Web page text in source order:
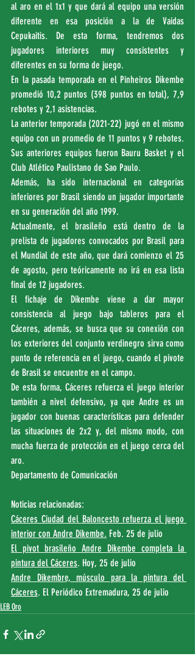
al aro en el 1x1 y que dará al equipo una versión
diferente en esa posición a la de Vaidas
Cepukaitis. De esta forma, tendremos dos
jugadores interiores muy consistentes y
diferentes en su forma de juego.
En la pasada temporada en el Pinheiros Dikembe
promedió 10,2 puntos (398 puntos en total), 7,9
rebotes y 2,1 asistencias.
La anterior temporada (2021-22) jugó en el mismo
equipo con un promedio de 11 puntos y 9 rebotes.
Sus anteriores equipos fueron Bauru Basket y el
Club Atlético Paulistano de Sao Paulo.
Además, ha sido internacional en categorías
inferiores por Brasil siendo un jugador importante
en su generación del año 1999.
Actualmente, el brasileño está dentro de la
prelista de jugadores convocados por Brasil para
el Mundial de este año, que dará comienzo el 25
de agosto, pero teóricamente no irá en esa lista
final de 12 jugadores.
El fichaje de Dikembe viene a dar mayor
consistencia al juego bajo tableros para el
Cáceres, además, se busca que su conexión con
los exteriores del conjunto verdinegro sirva como
punto de referencia en el juego, cuando el pivote
de Brasil se encuentre en el campo.
De esta forma, Cáceres refuerza el juego interior
también a nivel defensivo, ya que Andre es un
jugador con buenas características para defender
las situaciones de 2x2 y, del mismo modo, con
mucha fuerza de protección en el juego cerca del
aro.
Departamento de Comunicación
Noticias relacionadas:
Cáceres Ciudad del Baloncesto refuerza el juego
interior con Andre Dikembe. Feb. 25 de julio
El pivot brasileño Andre Dikembe completa la
pintura del Cáceres. Hoy, 25 de julio
Andre Dikembre, músculo para la pintura del
Cáceres. El Periódico Extremadura, 25 de julio
LEB Oro